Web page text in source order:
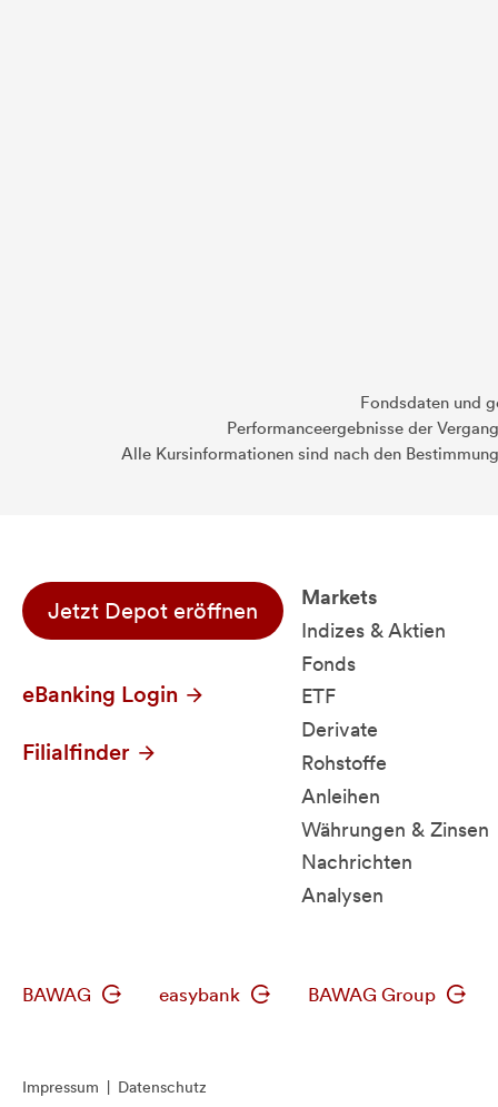
Fondsdaten und
Performanceergebnisse der
Alle Kursinformationen sind nach den
Jetzt Depot eröffnen
eBanking Login
Filialfinder
Markets
Indizes & Aktien
Fonds
ETF
Derivate
Rohstoffe
Anleihen
Währungen & Zinsen
Nachrichten
Analysen
BAWAG easybank BAWAG Group
Impressum Datenschutz